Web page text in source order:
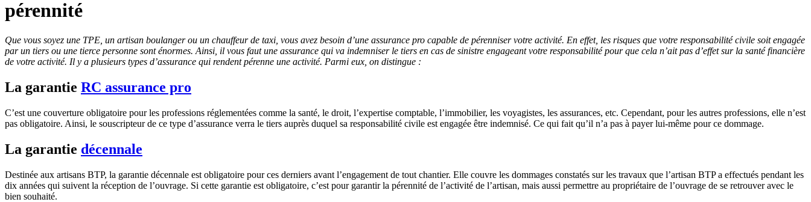
pérennité
Que vous soyez une TPE, un artisan boulanger ou un chauffeur de taxi, vous avez besoin d’une assurance pro capable de pérenniser votre activité. En effet, les risques que votre responsabilité civile soit engagée
par un tiers ou une tierce personne sont énormes. Ainsi, il vous faut une assurance qui va indemniser le tiers en cas de sinistre engageant votre responsabilité pour que cela n’ait pas d’effet sur la santé financière
de votre activité. Il y a plusieurs types d’assurance qui rendent pérenne une activité. Parmi eux, on distingue :
La garantie RC assurance pro
C’est une couverture obligatoire pour les professions réglementées comme la santé, le droit, l’expertise comptable, l’immobilier, les voyagistes, les assurances, etc. Cependant, pour les autres professions, elle n’est
pas obligatoire. Ainsi, le souscripteur de ce type d’assurance verra le tiers auprès duquel sa responsabilité civile est engagée être indemnisé. Ce qui fait qu’il n’a pas à payer lui-même pour ce dommage.
La garantie décennale
Destinée aux artisans BTP, la garantie décennale est obligatoire pour ces derniers avant l’engagement de tout chantier. Elle couvre les dommages constatés sur les travaux que l’artisan BTP a effectués pendant les
dix années qui suivent la réception de l’ouvrage. Si cette garantie est obligatoire, c’est pour garantir la pérennité de l’activité de l’artisan, mais aussi permettre au propriétaire de l’ouvrage de se retrouver avec le
bien souhaité.